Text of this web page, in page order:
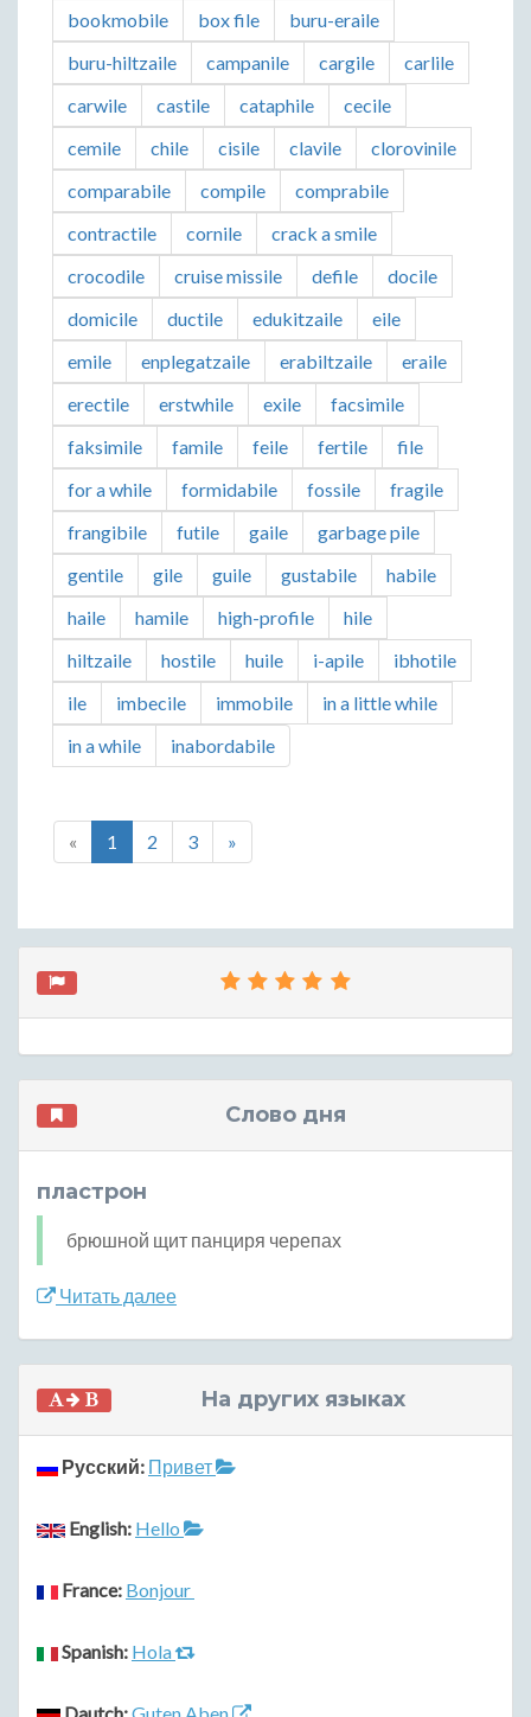
bookmobile
box file
buru-eraile
buru-hiltzaile
campanile cargile
carlile
carwile
castile cataphile
cecile
cemile
chile cisile clavile
clorovinile
comparabile
compile
comprabile
contractile
cornile
crack a smile
crocodile
cruise missile defile
docile
domicile
ductile edukitzaile
eile
emile
enplegatzaile erabiltzaile
eraile
erectile
erstwhile exile
facsimile
faksimile
famile feile fertile
file
for a while
formidabile fossile
fragile
frangibile
futile gaile
garbage pile
gentile
gile guile gustabile
habile
haile
hamile high-profile
hile
hiltzaile
hostile huile i-apile
ibhotile
ile
imbecile immobile
in a little while
in a while
inabordabile
« 1 2 3 »
Слово дня
пластрон
брюшной щит панциря черепах
Читать далее
На других языках
Русский: Привет
English: Hello
France: Bonjour
Spanish: Hola